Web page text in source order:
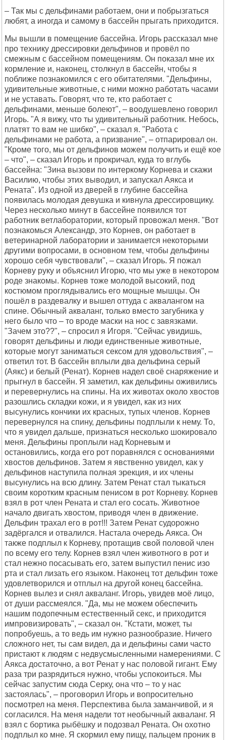
– Так мы с дельфинами работаем, они и побрызгаться
любят, а иногда и самому в бассейн прыгать приходится.
Мы вышли в помещение бассейна. Игорь рассказал мне
про технику дрессировки дельфинов и провёл по
смежным с бассейном помещениям. Он показал мне их
кормление и, наконец, столкнул в бассейн, чтобы я
поближе познакомился с его обитателями. "Дельфины,
удивительные животные, с ними можно работать часами
и не уставать. Говорят, что те, кто работает с
дельфинами, меньше болеют", – воодушевлено говорил
Игорь. "А я вижу, что ты удивительный работник. Небось,
платят то вам не шибко", – сказал я. "Работа с
дельфинами не работа, а призвание", – отпарировал он.
"Кроме того, мы от дельфинов можем получить и ещё кое
– что", – сказал Игорь и прокричал, куда то вглубь
бассейна: "Зина вызови по интеркому Корнева и скажи
Василию, чтобы этих выводил, и запускал Аякса и
Рената". Из одной из дверей в глубине бассейна
появилась молодая девушка и кивнула дрессировщику.
Через несколько минут в бассейне появился тот
работник ветлаборатории, который провожал меня. "Вот
познакомься Александр, это Корнев, он работает в
ветеринарной лаборатории и занимается некоторыми
другими вопросами, в основном тем, чтобы дельфины
хорошо себя чувствовали", – сказал Игорь. Я пожал
Корневу руку и объяснил Игорю, что мы уже в некотором
роде знакомы. Корнев тоже молодой высокий, под
костюмом проглядывались его мощные мышцы. Он
пошёл в раздевалку и вышел оттуда с аквалангом на
спине. Обычный акваланг, только вместо загубника у
него было что – то вроде маски на нос с завязками.
"Зачем это??", – спросил я Игоря. "Сейчас увидишь,
говорят дельфины и люди единственные животные,
которые могут заниматься сексом для удовольствия", –
ответил тот. В бассейн вплыли два дельфина серый
(Аякс) и белый (Ренат). Корнев надел своё снаряжение и
прыгнул в бассейн. Я заметил, как дельфины оживились
и перевернулись на спины. На их животах около хвостов
разошлись складки кожи, и я увидел, как из них
высунулись кончики их красных, тупых членов. Корнев
перевернулся на спину, дельфины подплыли к нему. То,
что я увидел дальше, признаться несколько шокировало
меня. Дельфины проплыли над Корневым и
остановились, когда его рот поравнялся с основаниями
хвостов дельфинов. Затем я явственно увидел, как у
дельфинов наступила полная эрекция, и их члены
высунулись на всю длину. Затем Ренат стал тыкаться
своим коротким красным пенисом в рот Корневу. Корнев
взял в рот член Рената и стал его сосать. Животное
начало двигать хвостом, приводя член в движение.
Дельфин трахал его в рот!!! Затем Ренат судорожно
задёргался и отвалился. Настала очередь Аякса. Он
также подплыл к Корневу, протащив свой половой член
по всему его телу. Корнев взял член животного в рот и
стал нежно посасывать его, затем выпустил пенис изо
рта и стал лизать его языком. Наконец тот дельфин тоже
удовлетворился и отплыл на другой конец бассейна.
Корнев вылез и снял акваланг. Игорь, увидев моё лицо,
от души рассмеялся. "Да, мы не можем обеспечить
нашим подопечным естественный секс, и приходится
импровизировать", – сказал он. "Кстати, может, ты
попробуешь, а то ведь им нужно разнообразие. Ничего
сложного нет, ты сам видел, да и дельфины сами часто
пристают к людям с недвусмысленными намерениями. С
Аякса достаточно, а вот Ренат у нас половой гигант. Ему
раза три разрядиться нужно, чтобы успокоиться. Мы
сейчас запустим сюда Серку, она что – то у нас
застоялась", – проговорил Игорь и вопросительно
посмотрел на меня. Перспектива была заманчивой, и я
согласился. На меня надели тот необычный акваланг. Я
взял с бортика рыбёшку и подозвал Рената. Он охотно
подплыл ко мне. Я скормил ему пищу, пальцем проник в